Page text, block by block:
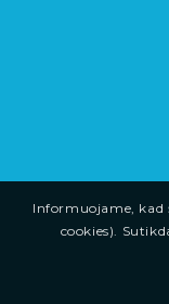
Informuojame, kad
cookies).